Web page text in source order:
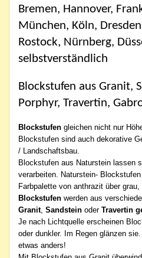
Bremen, Hannover,
München, Köln,
Rostock, Nürnberg,
selbstverständlich
Blockstufen aus Granit,
Porphyr, Travertin,
Blockstufen gleichen nicht nur
Blockstufen sind auch dekorative
/ Landschaftsbau.
Blockstufen aus Naturstein lassen
verarbeiten. Naturstein-
Farbpalette von anthrazit über
Blockstufen werden aus
Granit, Sandstein oder Travertin
Je nach Lichtquelle erscheinen
oder dunkler. Im Regen glänzen
etwas anders!